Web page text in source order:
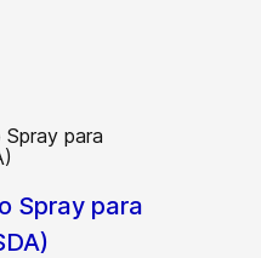
Spray para